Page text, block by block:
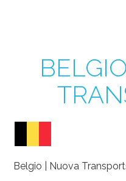
Belgio | Nuova